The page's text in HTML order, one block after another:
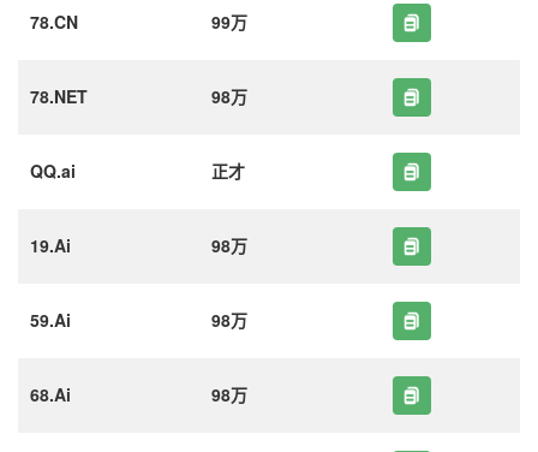
78.CN 99万
78.NET 98万
QQ.ai 正才
19.Ai 98万
59.Ai 98万
68.Ai 98万